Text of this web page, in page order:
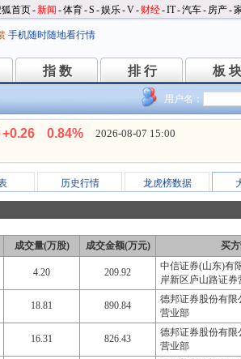
首页-新闻 -体育-S -娱乐-V- 财经-IT-汽车- 房产-
手机随时随地看行情
指 数
指 数 排 行
排 行 板 块
板 块
用户名：
+0.26 0.84% 2026-08-07 15:00
历史行情 龙虎榜数据
成交量(万股) 成交金额(万元) 买
4.20 209.92
中信证券(山东)有
岸新区庐山路证券
18.81 890.84
德邦证券股份有
营业部
16.31 826.43
德邦证券股份有
营业部